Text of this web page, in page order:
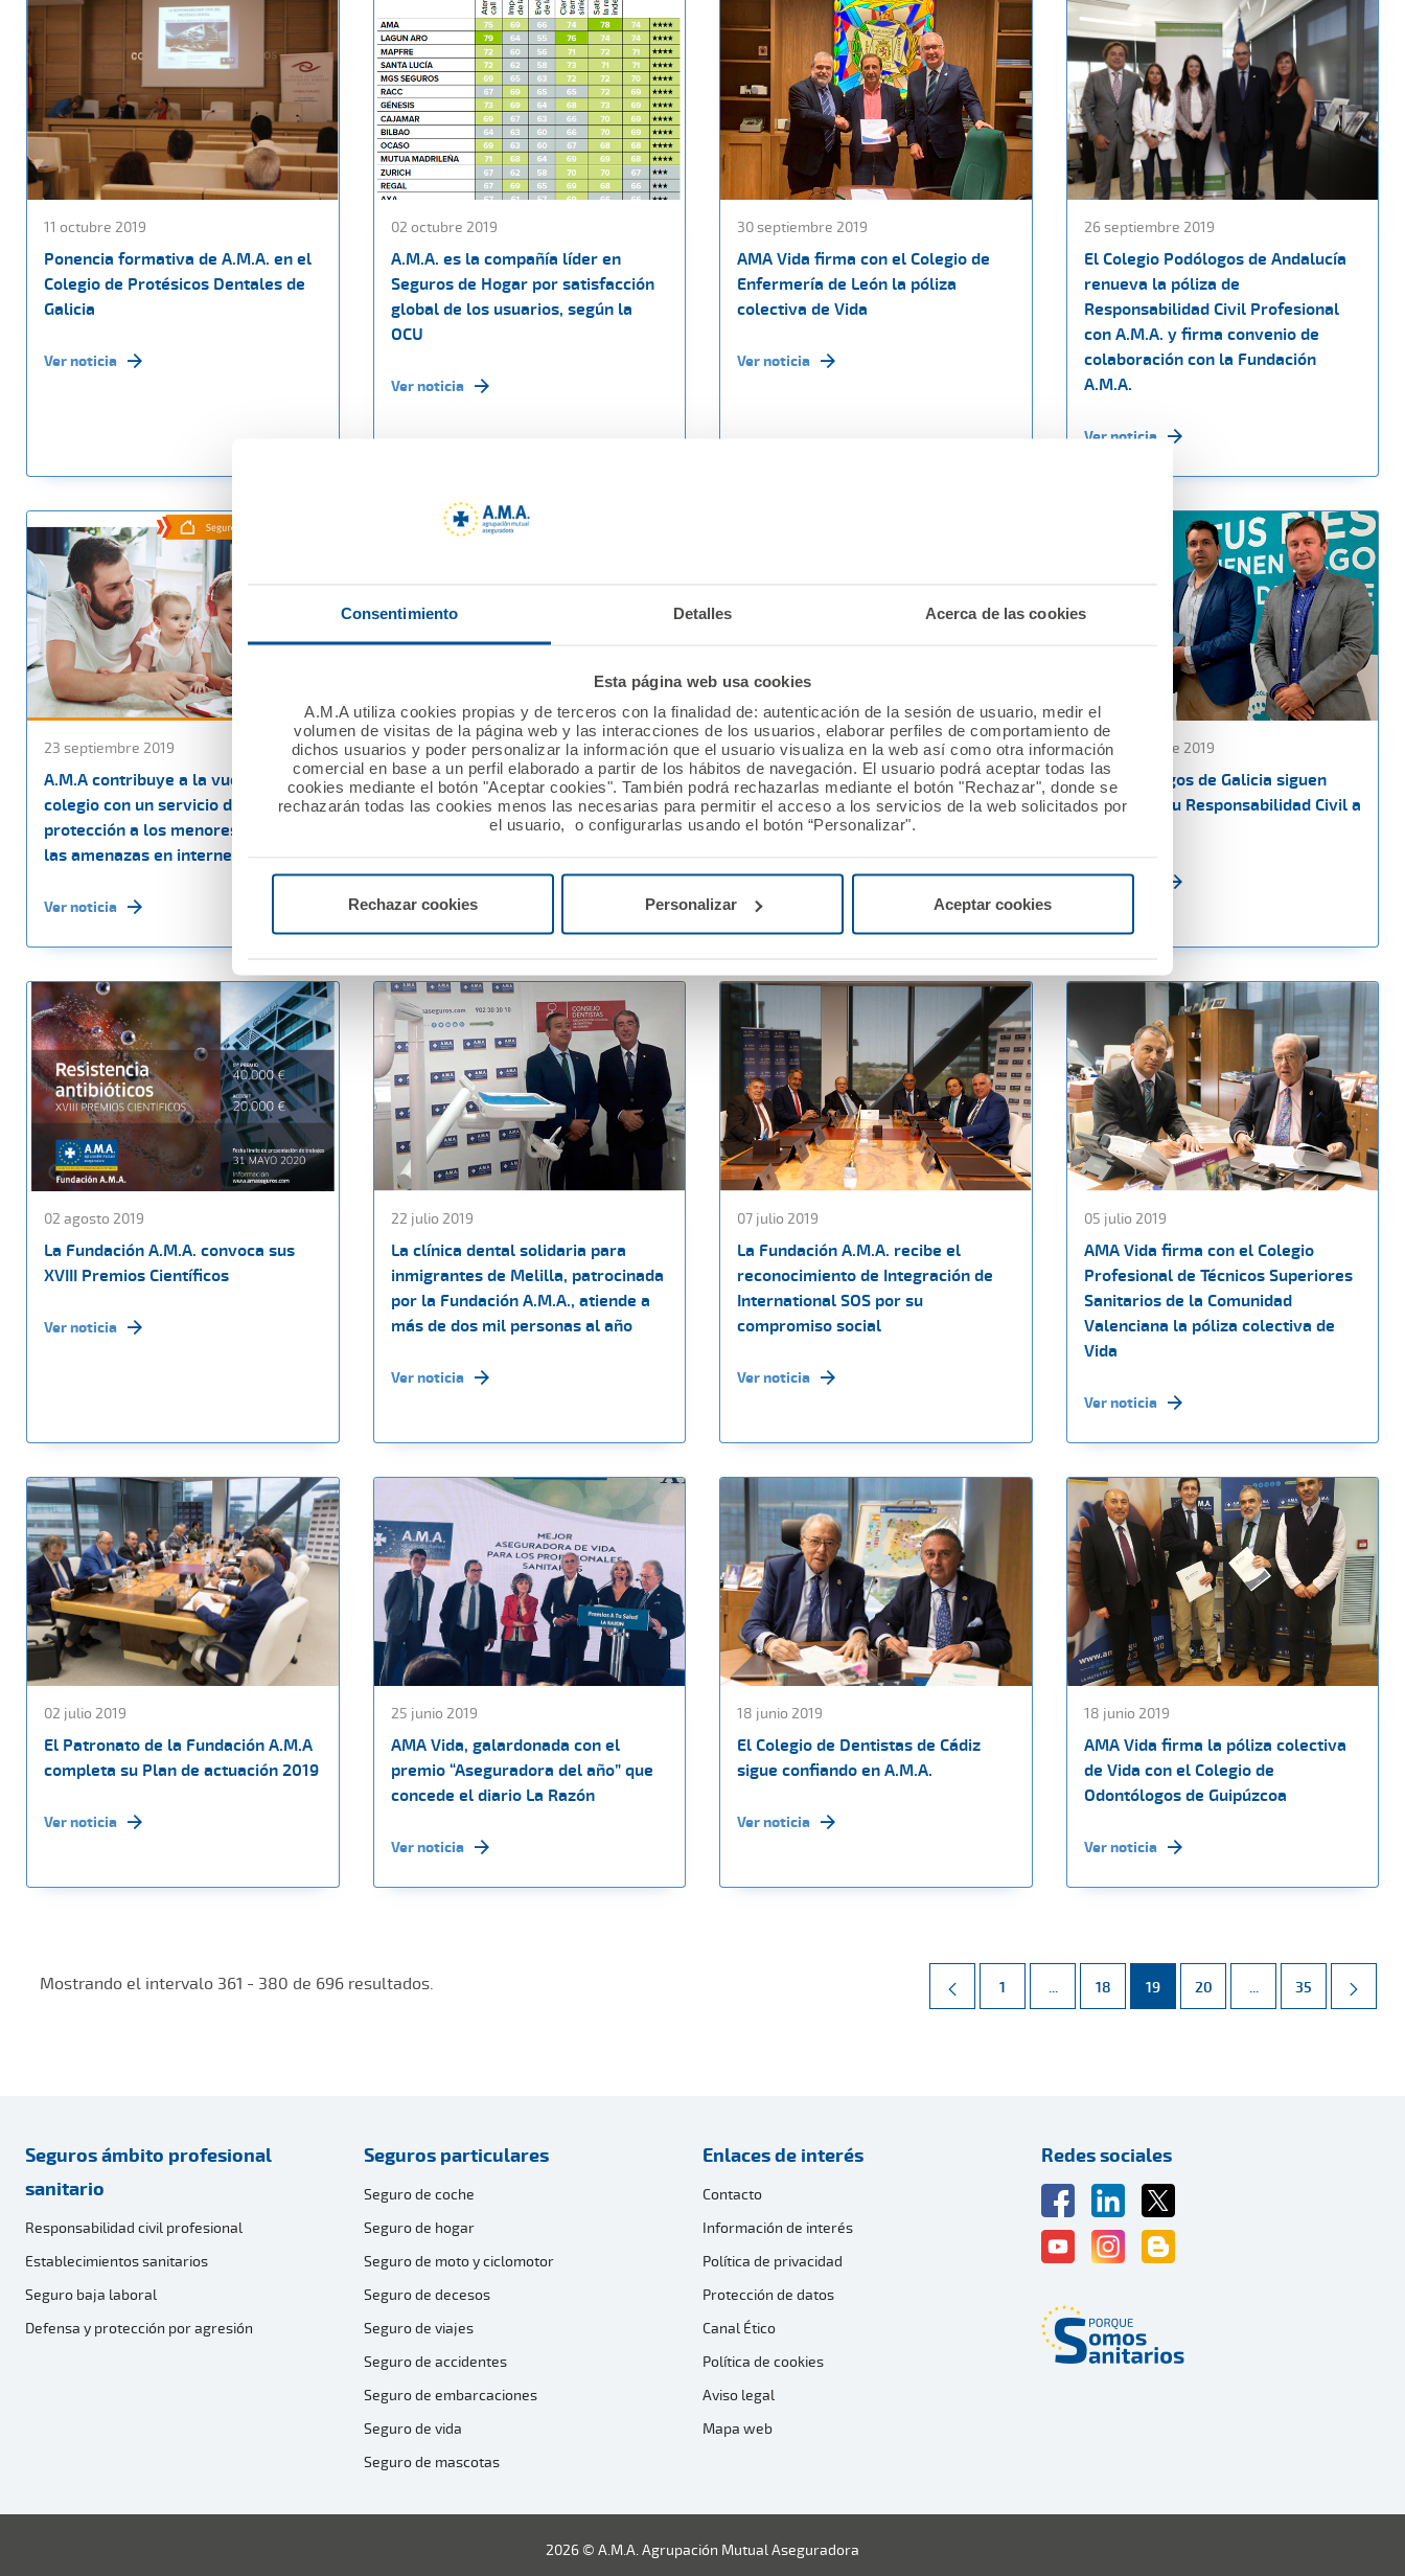
Consentimiento Detalles Acerca de las cookies
Esta página web usa cookies
A.M.A utiliza cookies propias y de terceros con la finalidad de: autenticación de la sesión de usuario, medir el
volumen de visitas de la página web y las interacciones de los usuarios, elaborar perfiles de comportamiento de
dichos usuarios y poder personalizar la información que el usuario visualiza en la web así como otra información
comercial en base a un perfil elaborado a partir de los hábitos de navegación. El usuario podrá aceptar todas las
cookies mediante el botón "Aceptar cookies". También podrá rechazarlas mediante el botón "Rechazar", donde se
rechazarán todas las cookies menos las necesarias para permitir el acceso a los servicios de la web solicitados por
el usuario, o configurarlas usando el botón “Personalizar".
Rechazar cookies Personalizar Aceptar cookies
11 octubre 2019
Ponencia formativa de A.M.A. en el
Colegio de Protésicos Dentales de
Galicia
Ver noticia
02 octubre 2019
A.M.A. es la compañía líder en
Seguros de Hogar por satisfacción
global de los usuarios, según la
OCU
Ver noticia
30 septiembre 2019
AMA Vida firma con el Colegio de
Enfermería de León la póliza
colectiva de Vida
Ver noticia
26 septiembre 2019
El Colegio Podólogos de Andalucía
renueva la póliza de
Responsabilidad Civil Profesional
con A.M.A. y firma convenio de
colaboración con la Fundación
A.M.A.
Ver noticia
23 septiembre 2019
A.M.A contribuye a la vuelta al
colegio con un servicio de
protección a los menores frente a
las amenazas en internet
Ver noticia
16 septiembre 2019
A.M.A. se pone al servicio de los
mutualistas afectados por las
fuertes lluvias e inundaciones
Ver noticia
10 septiembre 2019
Masiva participación en la VI
Edición de los Premios Mutualista
Solidario convocados por la
Ver noticia
02 septiembre 2019
Los podólogos de Galicia siguen
confiando su Responsabilidad Civil a
Ver noticia
02 agosto 2019
La Fundación A.M.A. convoca sus
XVIII Premios Científicos
Ver noticia
22 julio 2019
La clínica dental solidaria para
inmigrantes de Melilla, patrocinada
por la Fundación A.M.A., atiende a
más de dos mil personas al año
Ver noticia
07 julio 2019
La Fundación A.M.A. recibe el
reconocimiento de Integración de
International SOS por su
compromiso social
Ver noticia
05 julio 2019
AMA Vida firma con el Colegio
Profesional de Técnicos Superiores
Sanitarios de la Comunidad
Valenciana la póliza colectiva de
Vida
Ver noticia
02 julio 2019
El Patronato de la Fundación A.M.A
completa su Plan de actuación 2019
Ver noticia
25 junio 2019
AMA Vida, galardonada con el
premio “Aseguradora del año” que
concede el diario La Razón
Ver noticia
18 junio 2019
El Colegio de Dentistas de Cádiz
sigue confiando en A.M.A.
Ver noticia
18 junio 2019
AMA Vida firma la póliza colectiva
de Vida con el Colegio de
Odontólogos de Guipúzcoa
Ver noticia
Mostrando el intervalo 361 - 380 de 696 resultados. Página
1 ... Páginas intermedias Use TAB para desplazarse.
Página
18 Página
19 Página
20 ... Páginas intermedias
Página
35
Seguros ámbito profesional
sanitario
Responsabilidad civil profesional
Establecimientos sanitarios
Seguro baja laboral
Defensa y protección por agresión
Seguros particulares
Seguro de coche
Seguro de hogar
Seguro de moto y ciclomotor
Seguro de decesos
Seguro de viajes
Seguro de accidentes
Seguro de embarcaciones
Seguro de vida
Seguro de mascotas
Enlaces de interés
Contacto
Información de interés
Política de privacidad
Protección de datos
Canal Ético
Política de cookies
Aviso legal
Mapa web
Redes sociales
2026 © A.M.A. Agrupación Mutual Aseguradora